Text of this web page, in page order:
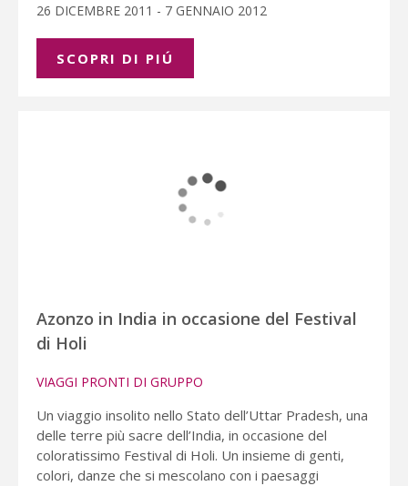
26 DICEMBRE 2011 - 7 GENNAIO 2012
SCOPRI DI PIÚ
Azonzo in India in occasione del Festival
di Holi
VIAGGI PRONTI DI GRUPPO
Un viaggio insolito nello Stato dell’Uttar Pradesh, una
delle terre più sacre dell’India, in occasione del
coloratissimo Festival di Holi. Un insieme di genti,
colori, danze che si mescolano con i paesaggi